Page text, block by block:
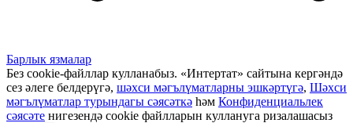
Барлык язмалар
Без cookie-файллар кулланабыз. «Интертат» сайтына кергәндә
сез әлеге белдерүгә, шәхси мәгълүматларны эшкәртүгә, Шәхси
мәгълүматлар турындагы сәясәткә һәм Конфиденциальлек
сәясәте нигезендә cookie файлларын куллануга ризалашасыз